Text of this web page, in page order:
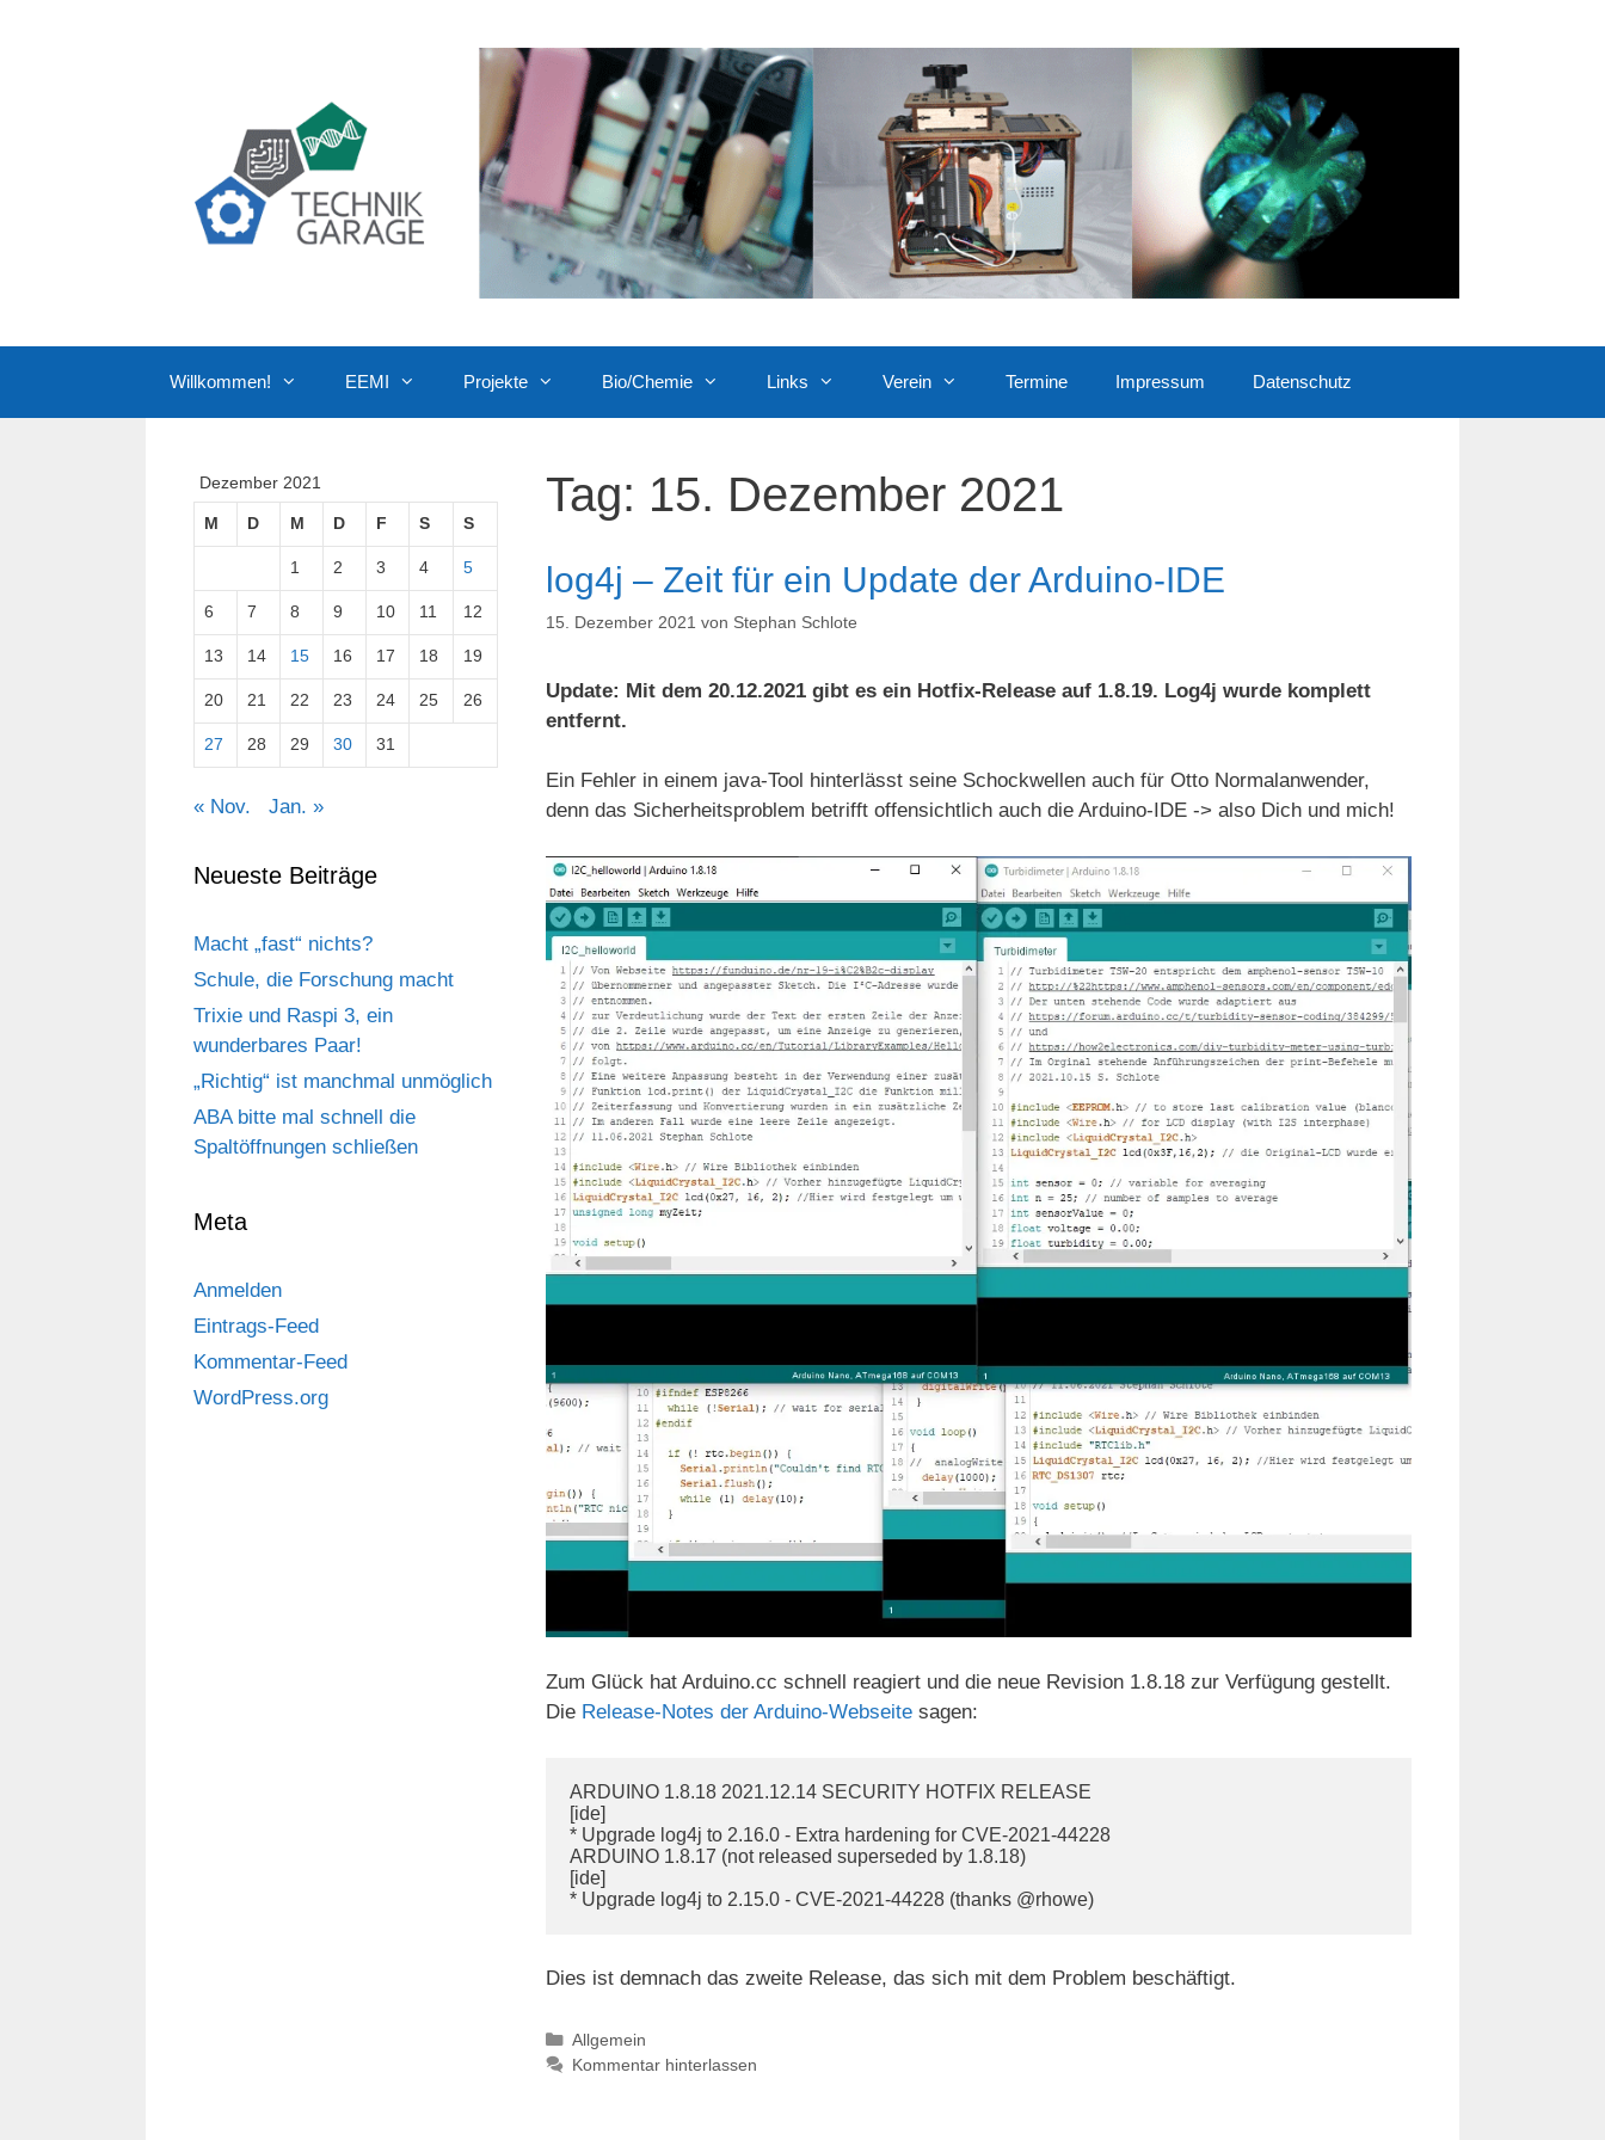
Willkommen! EEMI Projekte Bio/Chemie Links Verein Termine Impressum Datenschutz
Tag: 15. Dezember 2021
log4j – Zeit für ein Update der Arduino-IDE
15. Dezember 2021 von Stephan Schlote
Update: Mit dem 20.12.2021 gibt es ein Hotfix-Release auf 1.8.19. Log4j wurde komplett
entfernt.
Ein Fehler in einem java-Tool hinterlässt seine Schockwellen auch für Otto Normalanwender,
denn das Sicherheitsproblem betrifft offensichtlich auch die Arduino-IDE -> also Dich und mich!
Zum Glück hat Arduino.cc schnell reagiert und die neue Revision 1.8.18 zur Verfügung gestellt.
Die Release-Notes der Arduino-Webseite sagen:
ARDUINO 1.8.18 2021.12.14 SECURITY HOTFIX RELEASE
[ide]
* Upgrade log4j to 2.16.0 - Extra hardening for CVE-2021-44228
ARDUINO 1.8.17 (not released superseded by 1.8.18)
[ide]
* Upgrade log4j to 2.15.0 - CVE-2021-44228 (thanks @rhowe)
Dies ist demnach das zweite Release, das sich mit dem Problem beschäftigt.
Kategorien
Allgemein
Kommentar hinterlassen
Dezember 2021
M D M D F S S
1 2 3 4 5
6 7 8 9 10 11 12
13 14 15 16 17 18 19
20 21 22 23 24 25 26
27 28 29 30 31
« Nov. Jan. »
Neueste Beiträge
Macht „fast“ nichts?
Schule, die Forschung macht
Trixie und Raspi 3, ein
wunderbares Paar!
„Richtig“ ist manchmal unmöglich
ABA bitte mal schnell die
Spaltöffnungen schließen
Meta
Anmelden
Eintrags-Feed
Kommentar-Feed
WordPress.org